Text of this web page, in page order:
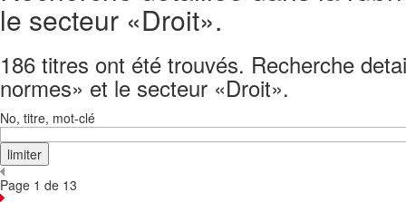
le secteur «Droit».
186 titres ont été trouvés. Recherche
normes» et le secteur «Droit».
No, titre, mot-clé
Page 1 de 13